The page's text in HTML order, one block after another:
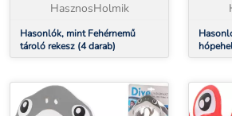
HasznosHolmik
Hasonlók, mint Fehérnemű
tároló rekesz (4 darab)